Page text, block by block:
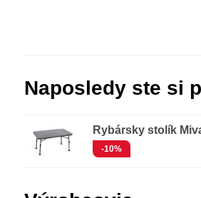
Naposledy ste si
Rybársky stolík
-10%